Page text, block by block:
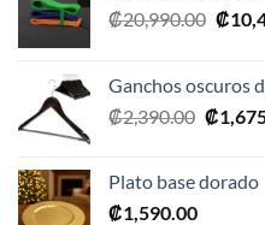
₡20,990.00 El
era:
₡
Ganchos oscuros
₡2,390.00 El
era:
₡
Plato base dorado
₡1,590.00